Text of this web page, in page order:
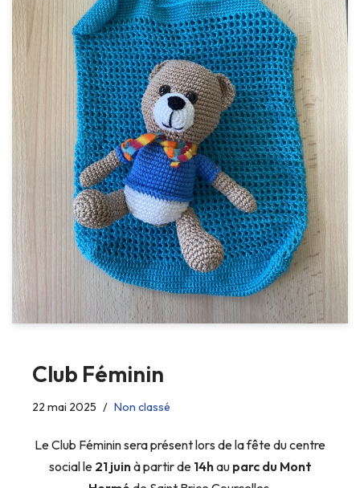
Club Féminin
22 mai 2025 Non classé
Le Club Féminin sera présent lors de la fête du centre
social le 21 juinà partir de14hau parc du Mont